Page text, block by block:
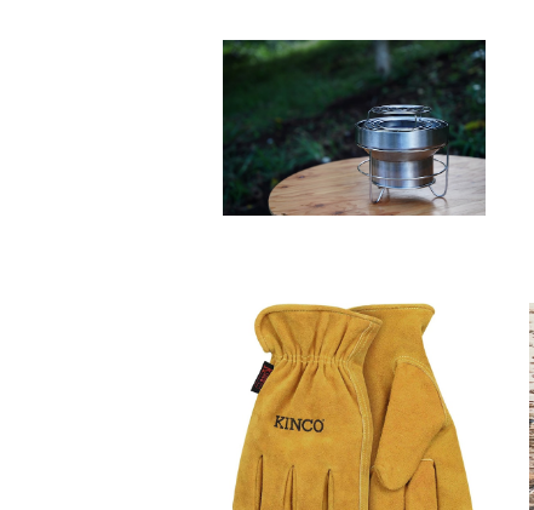
YOKA / SHICHIRIN++
¥18,150
SOLD OUT
Kinco ワークグローブ
¥2,310